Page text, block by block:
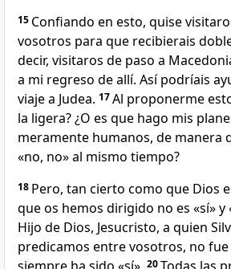
15 Confiando en esto, quise
vosotros para que recibierais
decir, visitaros de paso a
a mi regreso de allí. Así podríais
viaje a Judea. 17Al proponerme
la ligera? ¿O es que hago mis
meramente humanos, de manera
«no, no» al mismo tiempo?
18 Pero, tan cierto como que Dios
que os hemos dirigido no es «sí» y
Hijo de Dios, Jesucristo, a quien
predicamos entre vosotros, no fue
20